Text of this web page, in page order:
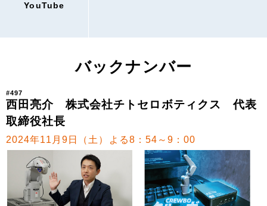
YouTube
バックナンバー
#497
西田亮介 株式会社チトセロボティクス 代表
取締役社長
2024年11月9日（土）よる8：54～9：00